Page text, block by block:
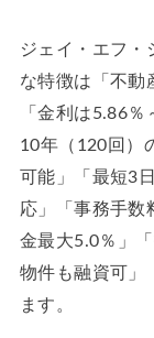
ジェイ・エフ・
な特徴は「不動
「金利は5.86
10年（120回）
可能」「最短3
応」「事務手数
金最大5.0％」
物件も融資可」
ます。